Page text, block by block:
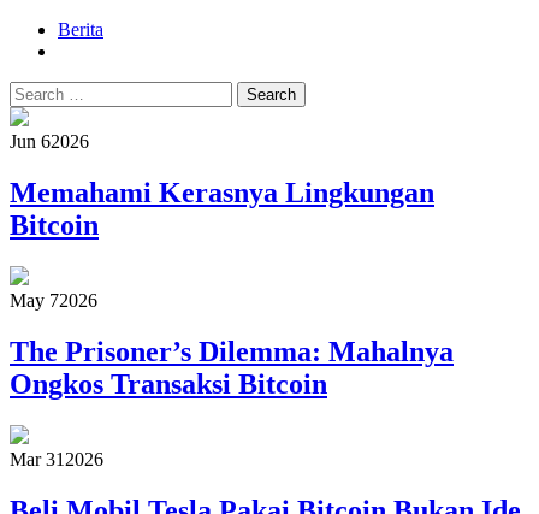
Berita
Search
for:
Jun 62026
Memahami Kerasnya Lingkungan
Bitcoin
May 72026
The Prisoner’s Dilemma: Mahalnya
Ongkos Transaksi Bitcoin
Mar 31 2026